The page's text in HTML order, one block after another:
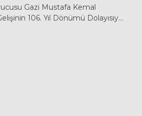
Gazi Mustafa Kemal
106. Yıl Dönümü Dolayısıy...